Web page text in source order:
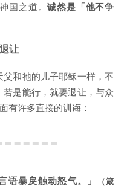
国之道。诚然是「他不争
让
和祂的儿子耶稣一样，不
是能行，就要退让，与众
有许多直接的训诲：
语暴戾触动怒气。」
（箴